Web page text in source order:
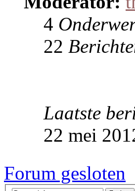
4
22
Laatste
22 mei
Forum gesloten